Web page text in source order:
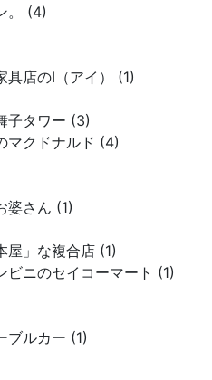
。 (4)
具店のI（アイ） (1)
子タワー (3)
マクドナルド (4)
婆さん (1)
屋」な複合店 (1)
ビニのセイコーマート (1)
ブルカー (1)